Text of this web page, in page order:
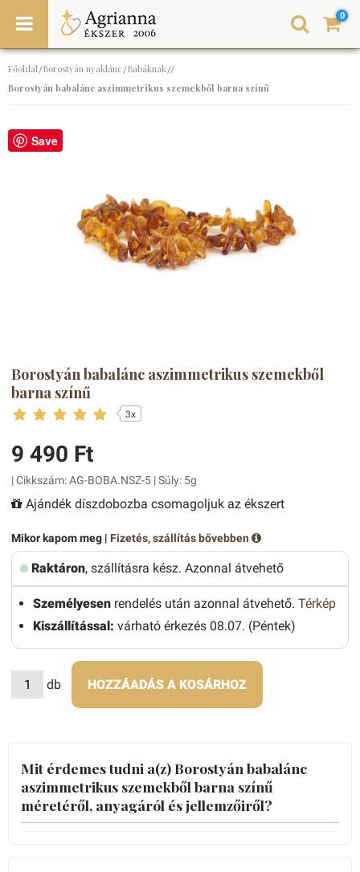
0
Főoldal/Borostyán nyaklánc/Babáknak//
Borostyán babalánc aszimmetrikus szemekből barna színű
Save
Borostyán babalánc aszimmetrikus szemekből
barna színű
3x
9 490 Ft
| Cikkszám: AG-BOBA.NSZ-5 | Súly: 5g
Ajándék díszdobozba csomagoljuk az ékszert
Mikor kapom meg | Fizetés, szállítás bővebben
Raktáron, szállításra kész. Azonnal átvehető
Személyesen rendelés után azonnal átvehető. Térkép
Kiszállítással: várható érkezés 08.07. (Péntek)
db HOZZÁADÁS A KOSÁRHOZ
Mit érdemes tudni a(z) Borostyán babalánc
aszimmetrikus szemekből barna színű
méretéről, anyagáról és jellemzőiről?